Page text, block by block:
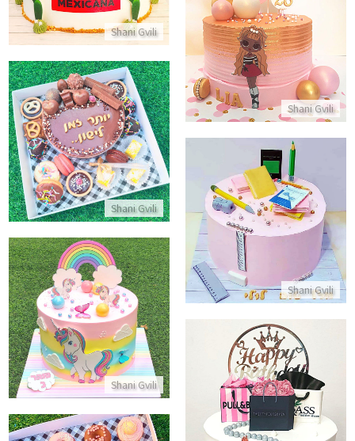
Shani Gvili
Shani Gvili
עוגת יום הולדת לול LOL
התקשר/י
Shani Gvili
מארז מתוק לחופש
התקשר/י
Shani Gvili
עוגה מעוצבת בית ספר
התקשר/י
Shani Gvili
עוגת חד קרן בצבעי קשת בענן
התקשר/י
עוגת מותגים